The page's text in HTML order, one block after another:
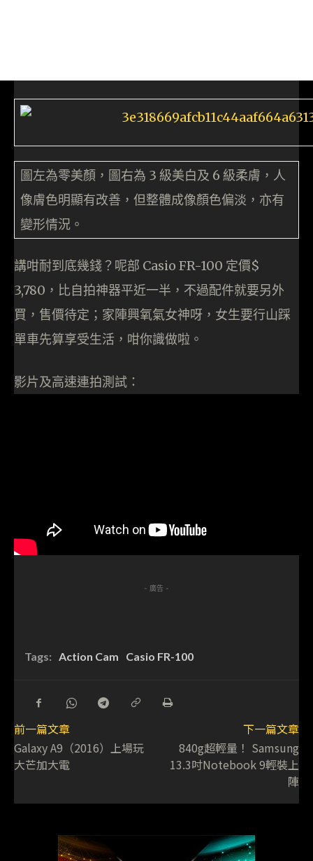
圖左為零美顏，圖右為 3 級美白及 6 級柔膚，人
像膚色明顯有改善，但整體成像顏色偏淡，亦有
變形情況。
講咁耐到底幾錢？呢部 Casio FR-100 定價$
3,780，比自拍神器平近一半，不過配件就要另外
買，售價待定；家陣興氧氣女神呀，女生要行山踩
單車先算享受生活，咁你識做啦。
影片及高速連拍測試：
- 廣告 -
Tags: Action Cam Casio FR-100
前一篇文章
Galaxy A9（2016）上場玩
大芒加大電
下一篇文章
840g超輕量！ Samsung
13.3吋Notebook 9輕裝上
陣